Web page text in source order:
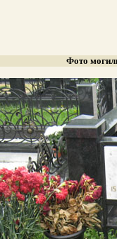
Фото